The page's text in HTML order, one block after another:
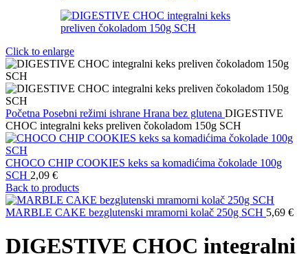
Click to enlarge
Početna Posebni režimi ishrane Hrana bez glutena DIGESTIVE
CHOC integralni keks preliven čokoladom 150g SCH
CHOCO CHIP COOKIES keks sa komadićima čokolade 100g
SCH 2,09 €
Back to products
MARBLE CAKE bezglutenski mramorni kolač 250g SCH 5,69 €
DIGESTIVE CHOC integralni